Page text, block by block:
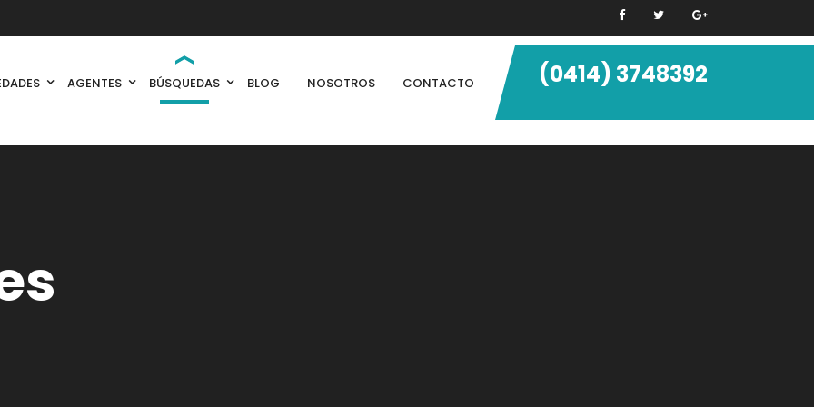
AGENTES BÚSQUEDAS BLOG NOSOTROS CONTACTO (0414) 3748392